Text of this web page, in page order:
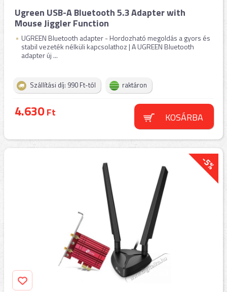
Ugreen USB-A Bluetooth 5.3 Adapter with
Mouse Jiggler Function
UGREEN Bluetooth adapter - Hordozható megoldás a gyors és
stabil vezeték nélküli kapcsolathoz | A UGREEN Bluetooth
adapter új ...
Szállítási díj: 990 Ft-tól raktáron
4.630Ft KOSÁRBA
-5%